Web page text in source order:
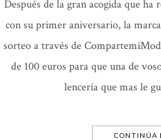
Después de la gran acogida que
con su primer aniversario, la
sorteo a través de
de 100 euros para que una de
lencería que mas le
CONTINÚA